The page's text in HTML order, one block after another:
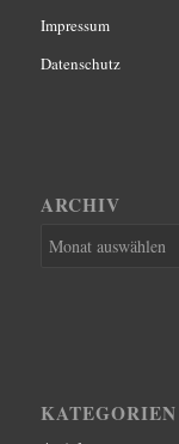
Impressum
Datenschutz
ARCHIV
KATEGORIEN